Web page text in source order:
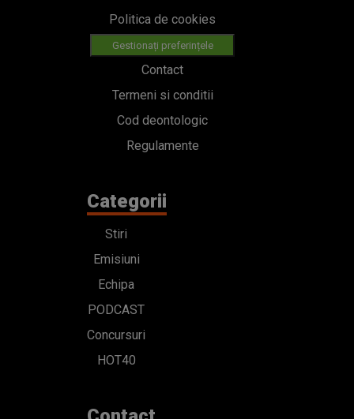
Politica de cookies
Gestionați preferințele
Contact
Termeni si conditii
Cod deontologic
Regulamente
Categorii
Stiri
Emisiuni
Echipa
PODCAST
Concursuri
HOT40